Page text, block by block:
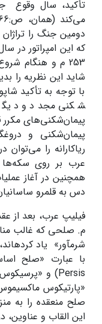
دومین جنگ را
253 م و هنگام
شاید این نظریه را
شکنی مجدد و
پیمان‌شکنی‌های مکرر
پیمان‌شکنی و
ریاکارانه را
عرب بر روی سکه‌ها
همچنین در آغاز
دس به قلمرو
م. صلحی که غالب
شرم­آور» یاد
صلح منعقده را به
این القاب و